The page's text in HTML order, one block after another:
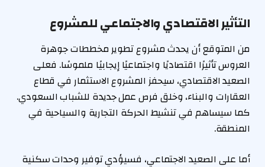
التأثير الاقتصادي والاجتماعي للمشروع
من المتوقع أن يحدث مشروع تطوير مخططات جوهرة
العروس تأثيرًا اقتصاديًا واجتماعيًا إيجابيًا ملموسًا. فعلى
الصعيد الاقتصادي، سيحفز المشروع الاستثمار في قطاع
العقارات والبناء، وخلق فرص عمل جديدة للشباب السعودي.
كما سيساهم في تنشيط الحركة التجارية والسياحية في
المنطقة.
أما على الصعيد الاجتماعي، فسيؤدي توفير وحدات سكنية